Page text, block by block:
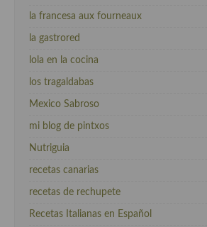
la francesa aux fourneaux
la gastrored
lola en la cocina
los tragaldabas
Mexico Sabroso
mi blog de pintxos
Nutriguia
recetas canarias
recetas de rechupete
Recetas Italianas en Español